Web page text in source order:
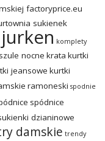
factoryprice.eu
sukienek
jurken komplety
nocne krata kurtki
jeansowe kurtki
ramoneski spodnie
spódnice
dzianinowe
damskie trendy